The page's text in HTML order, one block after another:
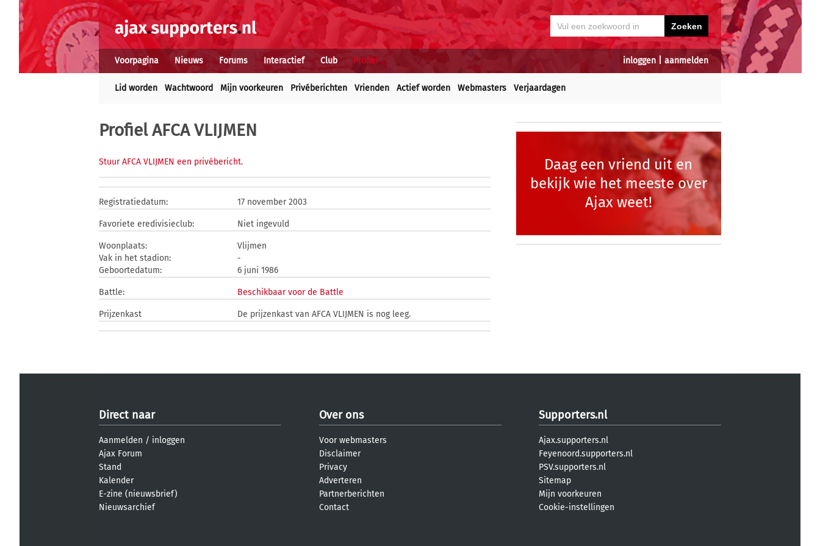
inloggen aanmelden
Voorpagina Nieuws Forums Interactief Club Profiel
Lid worden Wachtwoord Mijn voorkeuren Privéberichten Vrienden Actief worden Webmasters Verjaardagen
Profiel AFCA VLIJMEN
Stuur AFCA VLIJMEN een privébericht.
Registratiedatum: 17 november 2003
Favoriete eredivisieclub: Niet ingevuld
Woonplaats:
Vlijmen
Vak in het stadion:
-
Geboortedatum:
6 juni 1986
Battle: Beschikbaar voor de Battle
Prijzenkast De prijzenkast van AFCA VLIJMEN is nog leeg.
Daag een vriend uit en
bekijk wie het meeste over
Ajax weet!
Direct naar
Aanmelden / inloggen
Ajax Forum
Stand
Kalender
E-zine (nieuwsbrief)
Nieuwsarchief
Over ons
Voor webmasters
Disclaimer
Privacy
Adverteren
Partnerberichten
Contact
Supporters.nl
Ajax.supporters.nl
Feyenoord.supporters.nl
PSV.supporters.nl
Sitemap
Mijn voorkeuren
Cookie-instellingen